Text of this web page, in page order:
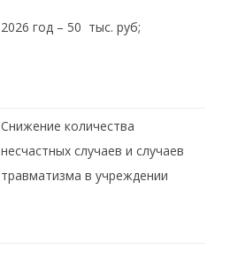
2026 год – 50 тыс. руб;
Снижение количества
несчастных случаев и случаев
травматизма в учреждении